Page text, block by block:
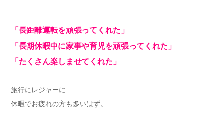
「長距離運転を頑張ってくれた」
「長期休暇中に家事や育児を頑張ってくれた」
「たくさん楽しませてくれた」
旅行にレジャーに
休暇でお疲れの方も多いはず。